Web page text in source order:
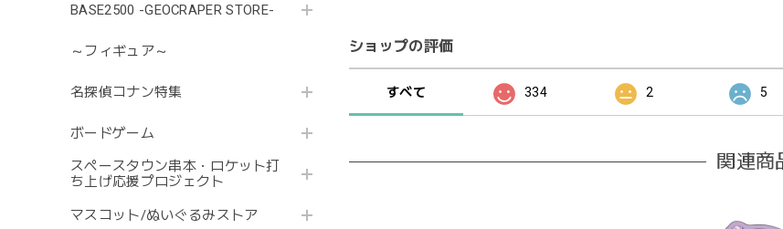
BASE2500 -GEOCRAPER STORE-
～フィギュア～
名探偵コナン特集
ボードゲーム
スペースタウン串本・ロケット打
ち上げ応援プロジェクト
マスコット/ぬいぐるみストア
ショップの評価
すべて 334 2 5
関連商